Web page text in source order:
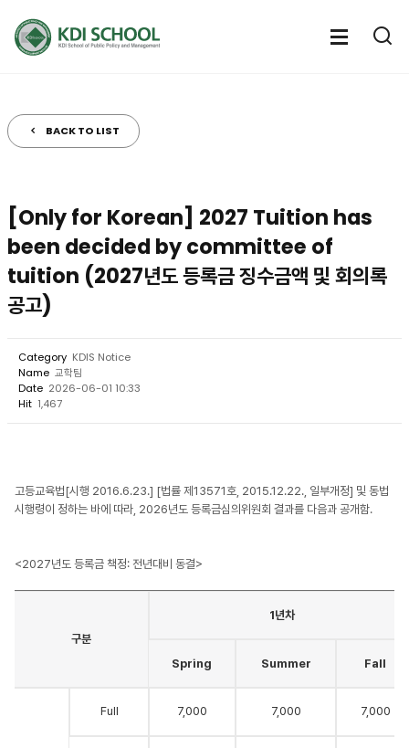
열
전
체
BACK TO LIST
[Only for Korean] 2027 Tuition has
been decided by committee of
tuition (2027년도 등록금 징수금액 및 회의록
공고)
Category KDIS Notice
Name 교학팀
Date 2026-06-01 10:33
Hit 1,467
고등교육법[시행 2016.6.23.] [법률 제13571호, 2015.12.22., 일부개정] 및 동법
시행령이 정하는 바에 따라, 2026년도 등록금심의위원회 결과를 다음과 공개함.
<2027년도 등록금 책정: 전년대비 동결>
구분
1년차
Spring Summer Fall
Full 7,000 7,000 7,000